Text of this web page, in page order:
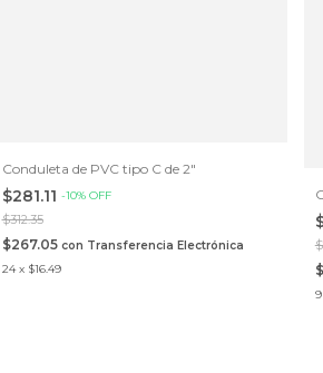
Conduleta de PVC tipo C de 2"
$281.11 -10% OFF
$312.35
$267.05 con Transferencia Electrónica
24 x $16.49
9